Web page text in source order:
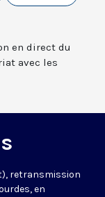
en direct du
avec les
retransmission
en